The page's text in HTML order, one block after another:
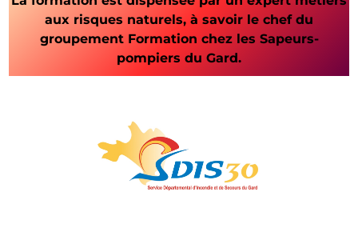
aux risques naturels, à savoir le chef du
groupement Formation chez les Sapeurs-
pompiers du Gard.